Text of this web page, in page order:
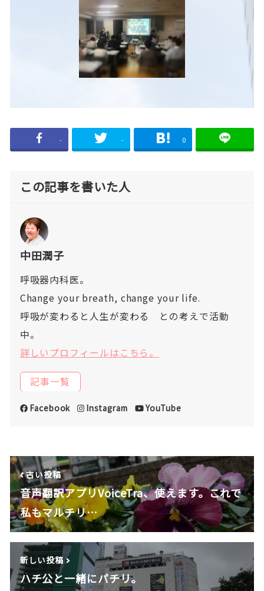
- - 0
この記事を書いた人
中田潤子
呼吸器内科医。
Change your breath, change your life.
呼吸が変わると人生が変わる との考えで活動
中。
詳しいプロフィールはこちら。
記事一覧
Facebook Instagram YouTube
古い投稿
音声翻訳アプリVoiceTra、使えます。これで
私もマルチリ…
新しい投稿
ハチ公と一緒にパチリ。